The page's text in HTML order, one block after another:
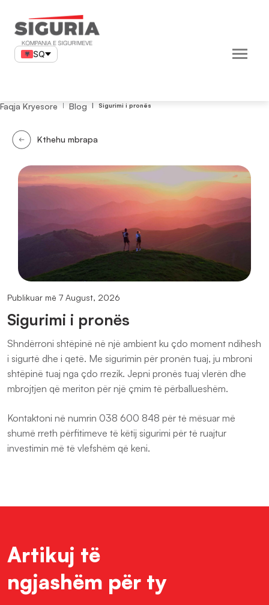
content
SQ
Faqja Kryesore Blog Sigurimi i pronës
Kthehu mbrapa
Publikuar më 7 August, 2026
Sigurimi i pronës
Shndërroni shtëpinë në një ambient ku çdo moment ndihesh
i sigurtë dhe i qetë. Me sigurimin për pronën tuaj, ju mbroni
shtëpinë tuaj nga çdo rrezik. Jepni pronës tuaj vlerën dhe
mbrojtjen që meriton për një çmim të përballueshëm.
Kontaktoni në numrin 038 600 848 për të mësuar më
shumë rreth përfitimeve të këtij sigurimi për të ruajtur
investimin më të vlefshëm që keni.
Artikuj të
ngjashëm për ty